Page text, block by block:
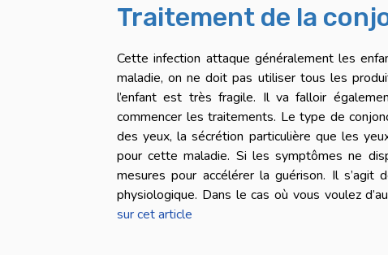
Traitement de la
Cette infection attaque généralement les
maladie, on ne doit pas utiliser tous les
l’enfant est très fragile. Il va falloir
commencer les traitements. Le type de
des yeux, la sécrétion particulière que les
pour cette maladie. Si les symptômes ne
mesures pour accélérer la guérison. Il s’agit
physiologique. Dans le cas où vous voulez
sur cet article